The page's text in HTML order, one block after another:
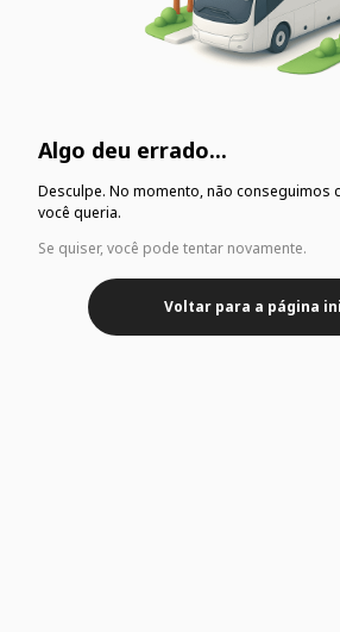
Algo deu errado...
Desculpe. No momento, não conseguimos
você queria.
Se quiser, você pode tentar novamente.
Voltar para a página